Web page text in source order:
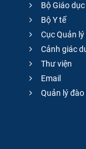
Bộ Giáo
Bộ Y tế
Cục Quản
Cảnh giác
Thư viện
Email
Quản lý